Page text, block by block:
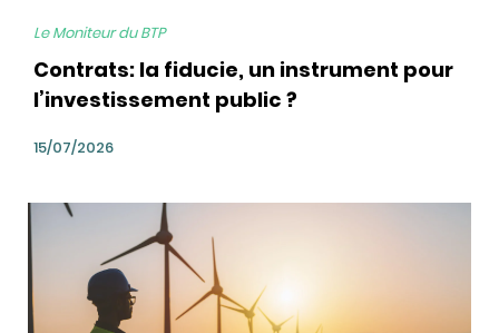
Le Moniteur du BTP
Contrats: la fiducie, un instrument pour
l’investissement public ?
15/07/2026
bg